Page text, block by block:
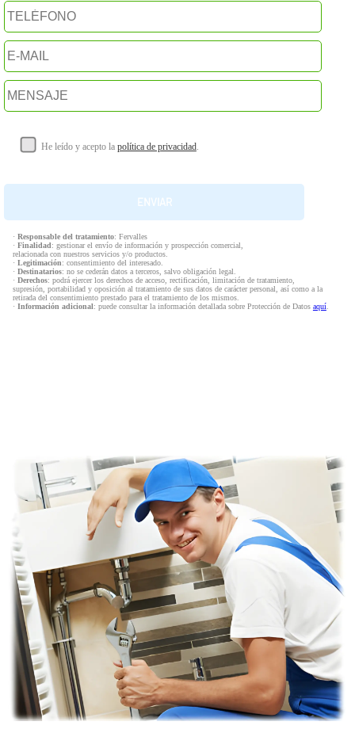
He leído y acepto la política de privacidad.
· Responsable del tratamiento: Fervalles
· Finalidad: gestionar el envío de información y prospección comercial,
relacionada con nuestros servicios y/o productos.
· Legitimación: consentimiento del interesado.
· Destinatarios: no se cederán datos a terceros, salvo obligación legal.
· Derechos: podrá ejercer los derechos de acceso, rectificación, limitación de tratamiento,
supresión, portabilidad y oposición al tratamiento de sus datos de carácter personal, así como a la
retirada del consentimiento prestado para el tratamiento de los mismos.
· Información adicional: puede consultar la información detallada sobre Protección de Datos aquí.